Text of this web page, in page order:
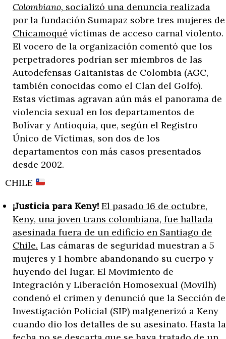
Colombiano, socializó una denuncia realizada
por la fundación Sumapaz sobre tres mujeres de
Chicamoqué víctimas de acceso carnal violento.
El vocero de la organización comentó que los
perpetradores podrían ser miembros de las
Autodefensas Gaitanistas de Colombia (AGC,
también conocidas como el Clan del Golfo).
Estas víctimas agravan aún más el panorama de
violencia sexual en los departamentos de
Bolívar y Antioquia, que, según el Registro
Único de Víctimas, son dos de los
departamentos con más casos presentados
desde 2002.
CHILE
¡Justicia para Keny! El pasado 16 de octubre,
Keny, una joven trans colombiana, fue hallada
asesinada fuera de un edificio en Santiago de
Chile. Las cámaras de seguridad muestran a 5
mujeres y 1 hombre abandonando su cuerpo y
huyendo del lugar. El Movimiento de
Integración y Liberación Homosexual (Movilh)
condenó el crimen y denunció que la Sección de
Investigación Policial (SIP) malgenerizó a Keny
cuando dio los detalles de su asesinato. Hasta la